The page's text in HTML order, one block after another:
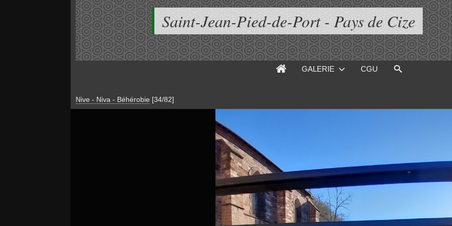
Saint-Jean-Pied-de-Port - Pays de Cize
GALERIE CGU
Nive - Niva - Béhérobie [34/82]